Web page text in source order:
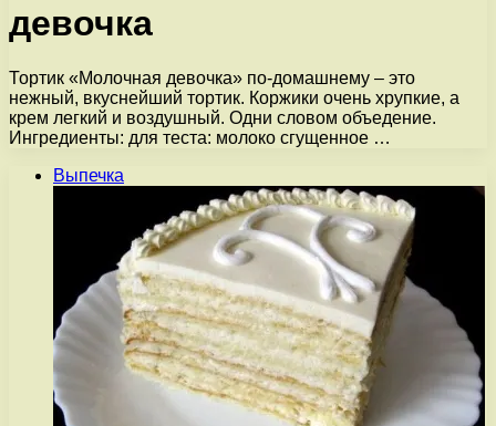
девочка
Тортик «Молочная девочка» по-домашнему – это
нежный, вкуснейший тортик. Коржики очень хрупкие, а
крем легкий и воздушный. Одни словом объедение.
Ингредиенты: для теста: молоко сгущенное …
Выпечка